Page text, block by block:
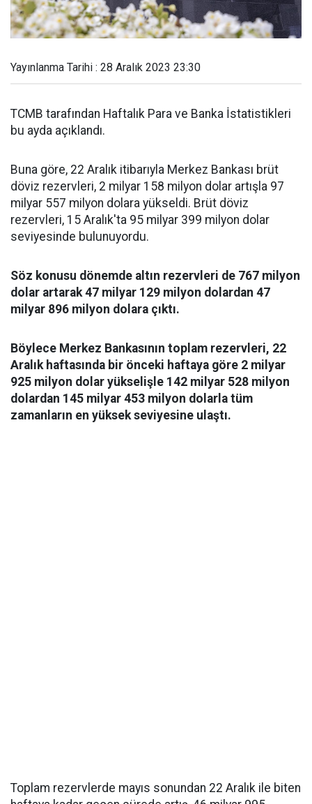
Yayınlanma Tarihi : 28 Aralık 2023 23:30
TCMB tarafından Haftalık Para ve Banka İstatistikleri
bu ayda açıklandı.
Buna göre, 22 Aralık itibarıyla Merkez Bankası brüt
döviz rezervleri, 2 milyar 158 milyon dolar artışla 97
milyar 557 milyon dolara yükseldi. Brüt döviz
rezervleri, 15 Aralık'ta 95 milyar 399 milyon dolar
seviyesinde bulunuyordu.
Söz konusu dönemde altın rezervleri de 767 milyon
dolar artarak 47 milyar 129 milyon dolardan 47
milyar 896 milyon dolara çıktı.
Böylece Merkez Bankasının toplam rezervleri, 22
Aralık haftasında bir önceki haftaya göre 2 milyar
925 milyon dolar yükselişle 142 milyar 528 milyon
dolardan 145 milyar 453 milyon dolarla tüm
zamanların en yüksek seviyesine ulaştı.
Toplam rezervlerde mayıs sonundan 22 Aralık ile biten